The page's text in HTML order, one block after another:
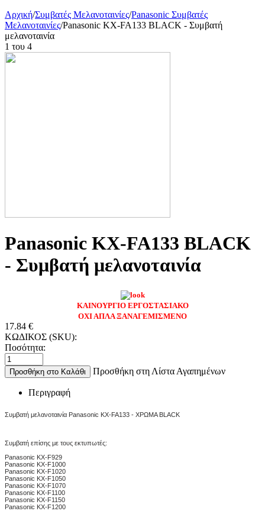
Αρχική/Συμβατές Μελανοταινίες/Panasonic Συμβατές
Μελανοταινίες/Panasonic KX-FA133 BLACK - Συμβατή
μελανοταινία
1 του 4
Panasonic KX-FA133 BLACK
- Συμβατή μελανοταινία
ΚΑΙΝΟΥΡΓΙΟ ΕΡΓΟΣΤΑΣΙΑΚΟ
ΟΧΙ ΑΠΛΑ ΞΑΝΑΓΕΜΙΣΜΕΝΟ
17.84 €
ΚΩΔΙΚΟΣ (SKU):
Ποσότητα:
Προσθήκη στο Καλάθι Προσθήκη στη Λίστα Αγαπημένων
Περιγραφή
Συμβατή μελανοταινία Panasonic KX-FA133 - ΧΡΩΜΑ BLACK
Συμβατή επίσης με τους εκτυπωτές:
Panasonic KX-F929
Panasonic KX-F1000
Panasonic KX-F1020
Panasonic KX-F1050
Panasonic KX-F1070
Panasonic KX-F1100
Panasonic KX-F1150
Panasonic KX-F1200